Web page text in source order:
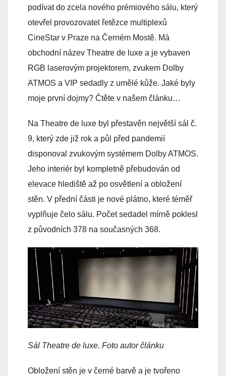
podívat do zcela nového prémiového sálu, který
otevřel provozovatel řetězce multiplexů
CineStar v Praze na Černém Mostě. Má
obchodní název Theatre de luxe a je vybaven
RGB laserovým projektorem, zvukem Dolby
ATMOS a VIP sedadly z umělé kůže. Jaké byly
moje první dojmy? Čtěte v našem článku…
Na Theatre de luxe byl přestavěn největší sál č.
9, který zde již rok a půl před pandemií
disponoval zvukovým systémem Dolby ATMOS.
Jeho interiér byl kompletně přebudován od
elevace hlediště až po osvětlení a obložení
stěn. V přední části je nové plátno, které téměř
vyplňuje čelo sálu. Počet sedadel mírně poklesl
z původních 378 na současných 368.
Sál Theatre de luxe. Foto autor článku
Obložení stěn je v černé barvě a je tvořeno